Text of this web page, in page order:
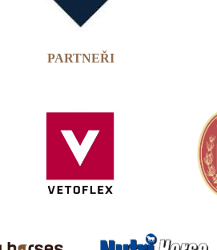
PARTNEŘI